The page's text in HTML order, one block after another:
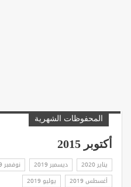
المحفوظات الشهرية
أكتوبر 2015
يناير 2020 ديسمبر 2019 نوفمبر 2019
أغسطس 2019
يوليو 2019